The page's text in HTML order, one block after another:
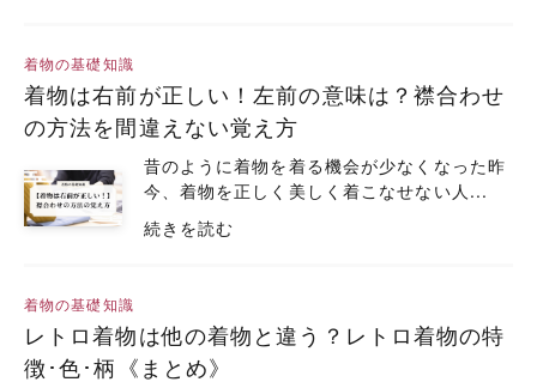
着物の基礎知識
着物は右前が正しい！左前の意味は？襟合わせ
の方法を間違えない覚え方
昔のように着物を着る機会が少なくなった昨
今、着物を正しく美しく着こなせない人...
続きを読む
着物の基礎知識
レトロ着物は他の着物と違う？レトロ着物の特
徴･色･柄《まとめ》